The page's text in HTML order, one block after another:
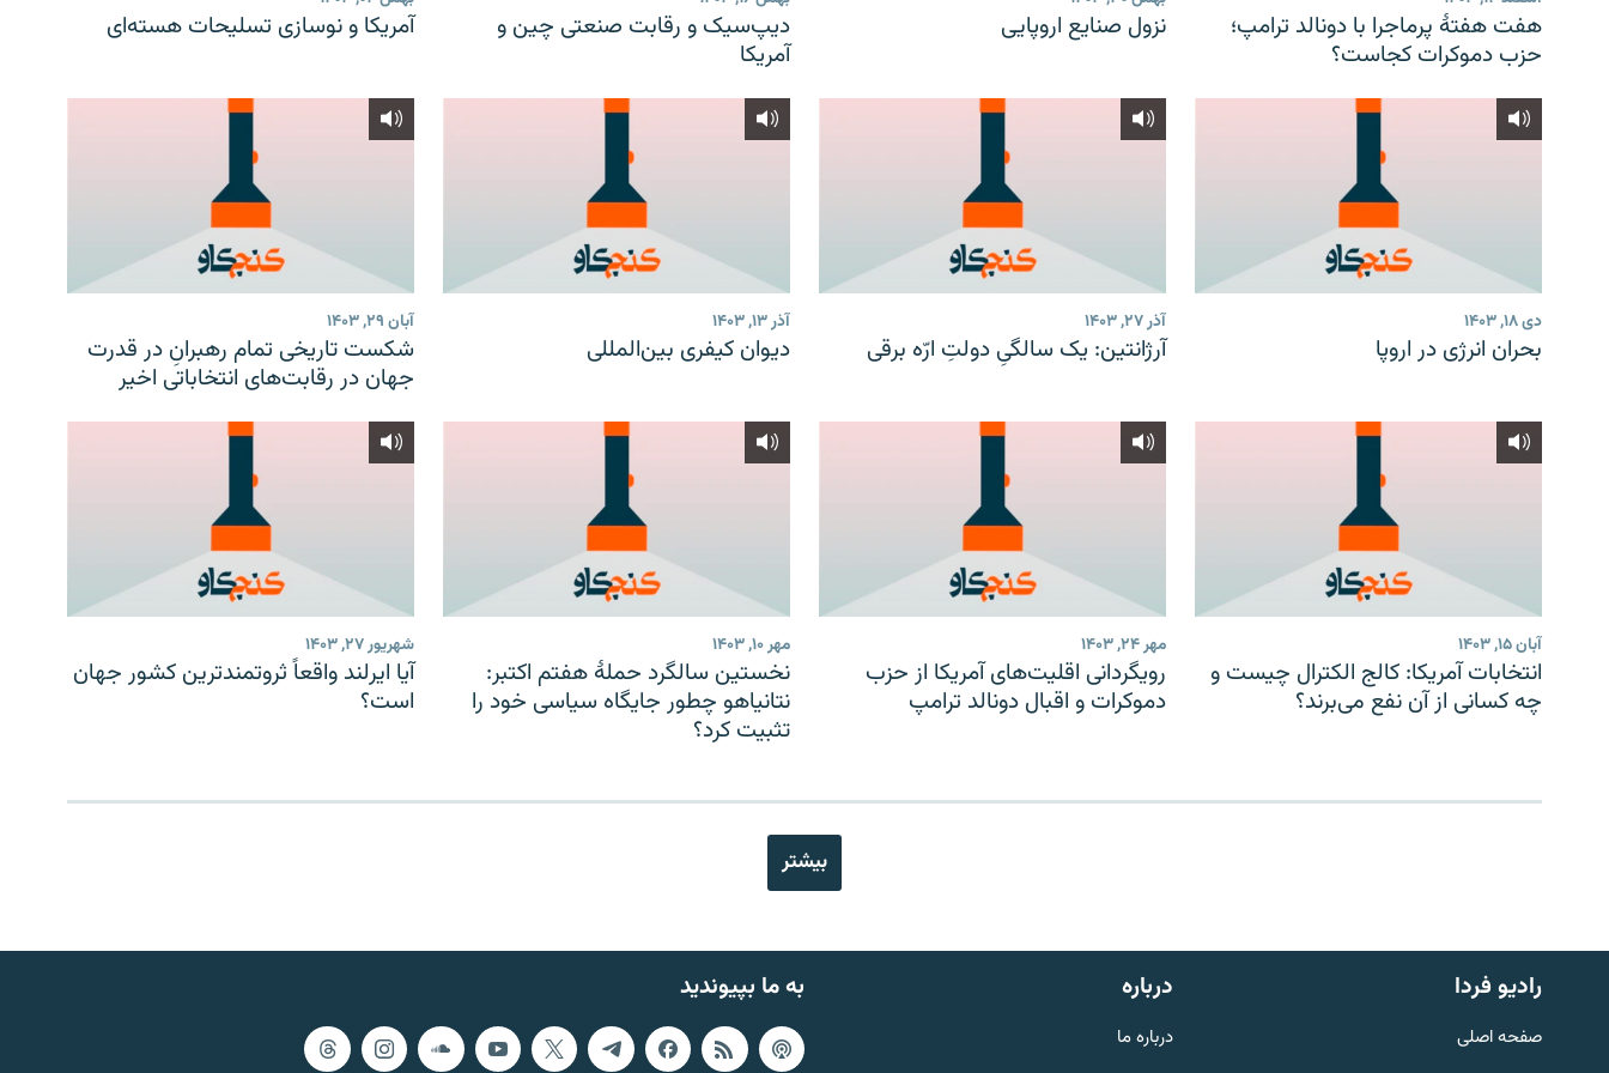
English
به ما بپیوندید
عضویت
هفت هفتهٔ پرماجرا با دونالد ترامپ؛
حزب دموکرات کجاست؟
نزول صنایع اروپایی
دیپ‌سیک و رقابت صنعتی چین و
آمریکا
آمریکا و نوسازی تسلیحات هسته‌ای
دی ۱۸, ۱۴۰۳
بحران انرژی در اروپا
آذر ۲۷, ۱۴۰۳
آرژانتین: یک سالگیِ دولتِ ارّه برقی
آذر ۱۳, ۱۴۰۳
دیوان کیفری بین‌المللی
آبان ۲۹, ۱۴۰۳
شکست تاریخی تمام رهبرانِ در قدرت
جهان در رقابت‌های انتخاباتی اخیر
آبان ۱۵, ۱۴۰۳
انتخابات آمریکا: کالج الکترال چیست و
چه کسانی از آن نفع می‌برند؟
مهر ۲۴, ۱۴۰۳
رویگردانی اقلیت‌های آمریکا از حزب
دموکرات و اقبال دونالد ترامپ
مهر ۱۰, ۱۴۰۳
نخستین سالگرد حملهٔ هفتم اکتبر:
نتانیاهو چطور جایگاه سیاسی خود را
تثبیت کرد؟
شهریور ۲۷, ۱۴۰۳
آیا ایرلند واقعاً ثروتمندترین کشور جهان
است؟
بیشتر
به ما بپیوندید رادیو فردا
صفحه اصلی
درباره
درباره ما